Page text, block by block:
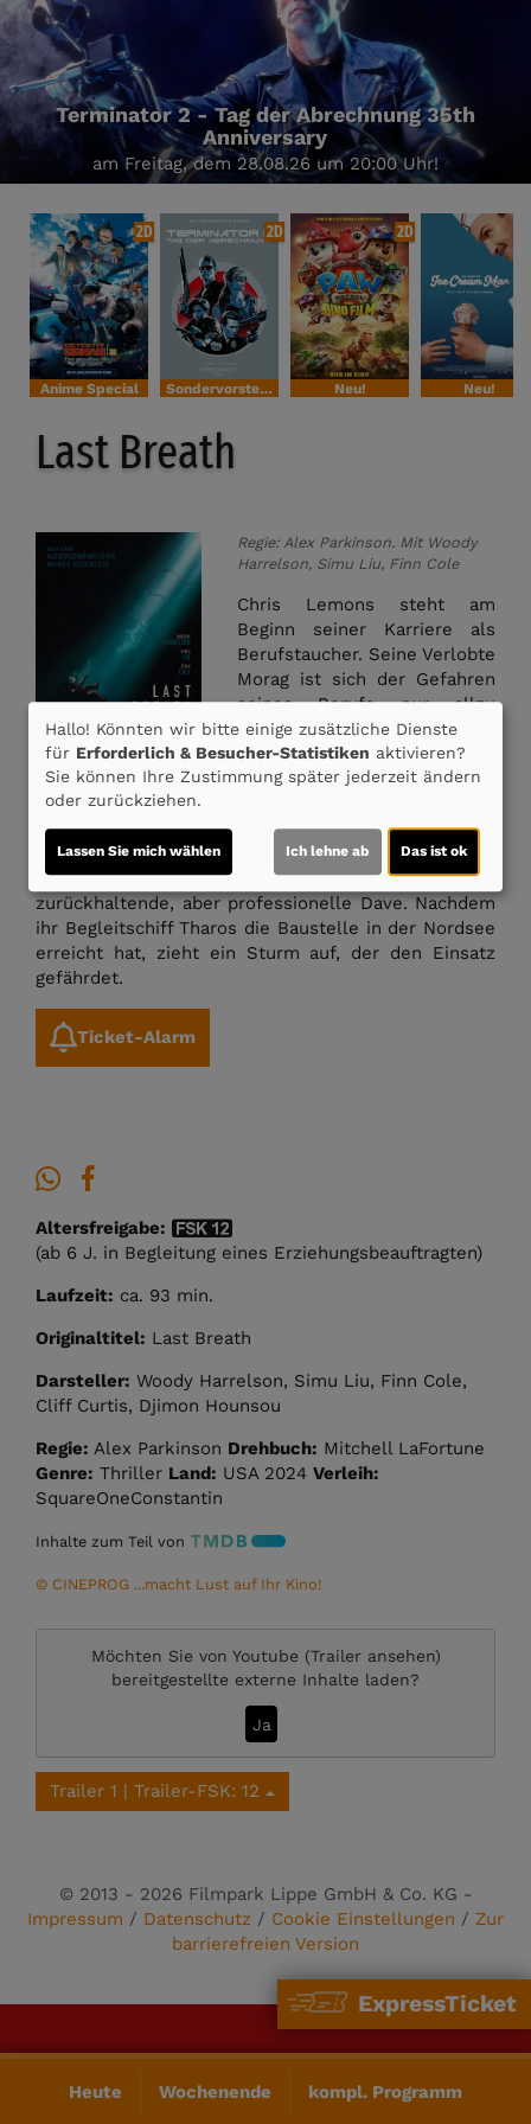
Heute Wochenende kompl. Programm
ExpressTicket
Terminator 2 - Tag der Abrechnung 35th
Anniversary
am Freitag, dem 28.08.26 um 20:00 Uhr!
2D
Anime Special
2D
Sondervorstellung
2D
Neu! Neu!
Last Breath
Regie: Alex Parkinson. Mit Woody
Harrelson, Simu Liu, Finn Cole
Chris Lemons steht am
Beginn seiner Karriere als
Berufstaucher. Seine Verlobte
Morag ist sich der Gefahren
seines Berufs nur allzu
bewusst, während Chris
seinem nächsten Auftrag vor
der schottischen Küste mit
Während der geplanten 28 Tage auf See wird er von
einem erfahrenen Team begleitet: Duncan, der ihm
wie ein väterlicher Freund zur Seite steht, und der
zurückhaltende, aber professionelle Dave. Nachdem
ihr Begleitschiff Tharos die Baustelle in der Nordsee
erreicht hat, zieht ein Sturm auf, der den Einsatz
gefährdet.
Ticket-Alarm
Altersfreigabe:
(ab 6 J. in Begleitung eines Erziehungsbeauftragten)
Laufzeit: ca. 93 min.
Originaltitel: Last Breath
Darsteller: Woody Harrelson, Simu Liu, Finn Cole,
Cliff Curtis, Djimon Hounsou
Regie: Alex Parkinson Drehbuch: Mitchell LaFortune
Genre: Thriller Land: USA 2024 Verleih:
SquareOneConstantin
Inhalte zum Teil von
© CINEPROG ...macht Lust auf Ihr Kino!
Möchten Sie von Youtube (Trailer ansehen)
bereitgestellte externe Inhalte laden?
Ja
Trailer 1 | Trailer-FSK: 12
© 2013 - 2026 Filmpark Lippe GmbH & Co. KG -
Impressum / Datenschutz / Cookie Einstellungen / Zur
barrierefreien Version
Hallo! Könnten wir bitte einige zusätzliche Dienste
für Erforderlich & Besucher-Statistiken aktivieren?
Sie können Ihre Zustimmung später jederzeit ändern
oder zurückziehen.
Lassen Sie mich wählen Ich lehne ab Das ist ok